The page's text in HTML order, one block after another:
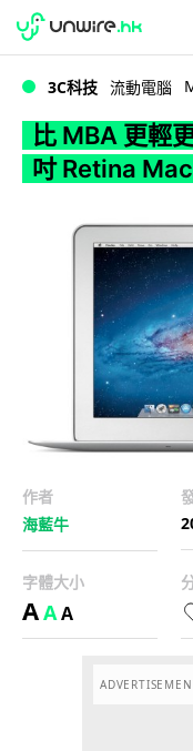
WWDC 2026
3C科技 流動電腦
比 MBA 更輕
吋 Retina
作者
海藍牛
字體大小
AAA